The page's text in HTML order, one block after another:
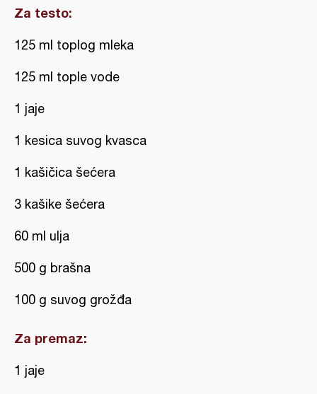
Za testo:
125 ml toplog mleka
125 ml tople vode
1 jaje
1 kesica suvog kvasca
1 kašičica šećera
3 kašike šećera
60 ml ulja
500 g brašna
100 g suvog grožđa
Za premaz:
1 jaje